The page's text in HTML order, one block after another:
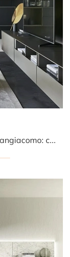
Pareti attrezzate e mobili soggiorno Sangiacomo: clicca e scopri il modello Domino Boiserie 06 e potrai completare stanze moderne di ogni genere.